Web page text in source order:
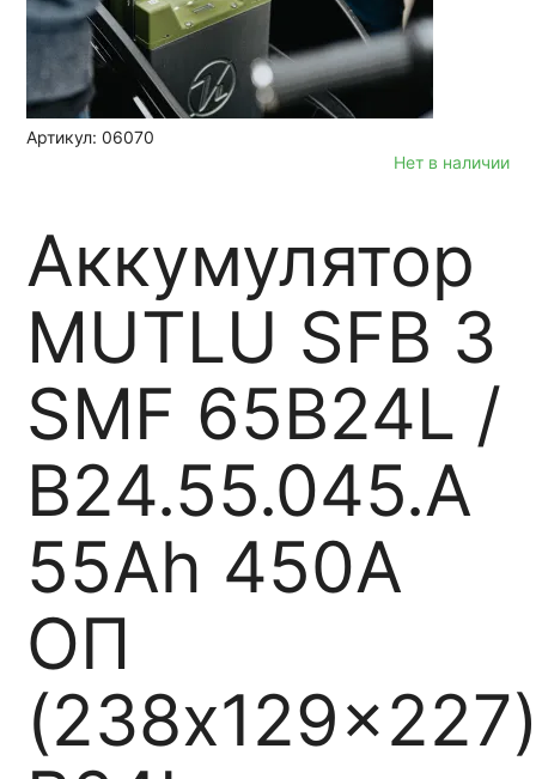
Артикул: 06070
Нет в наличии
Аккумулятор
MUTLU SFB 3
SMF 65B24L /
B24.55.045.A
55Ah 450A
ОП